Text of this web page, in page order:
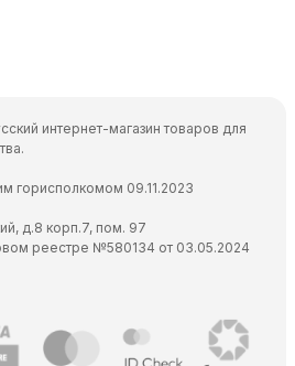
интернет-магазин товаров для
горисполкомом 09.11.2023
д.8 корп.7, пом. 97
реестре №580134 от 03.05.2024